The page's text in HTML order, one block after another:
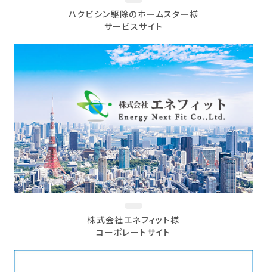
ハクビシン駆除のホームスター様
サービスサイト
株式会社エネフィット様
コーポレートサイト